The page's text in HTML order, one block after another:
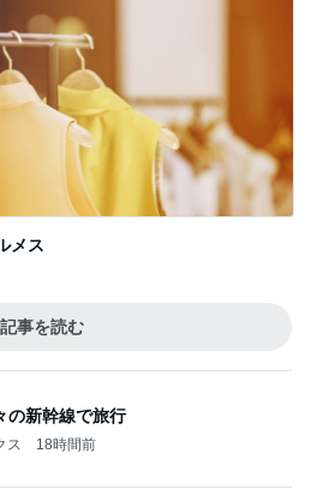
メス
記事を読む
の新幹線で旅行
ス 18時間前